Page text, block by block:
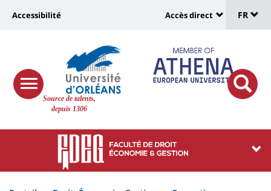
Site
Source de talents,
depuis 1306
Université
Recherche
responsive
menu
button
Université
vers
page
accessibilité
Accessibilité
:
Shortcut
links
Accès direct
de
FR
Université
Block